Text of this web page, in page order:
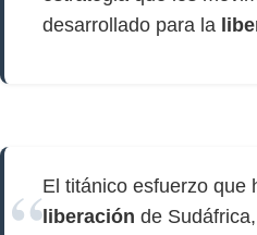
desarrollado para la
El titánico esfuerzo que
liberación de